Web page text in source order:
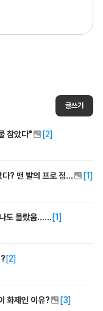
글쓰기
참았다" [2]
화사 대학축제에서 넘어졌는데도 계속 공연 이어갔다? 맨 발의 프로 정신이 화제! [1]
도 몰랐음...... [1]
[2]
화제인 이유? [3]